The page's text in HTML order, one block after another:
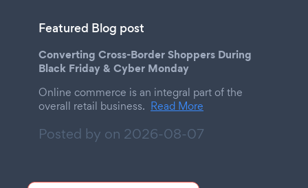
Featured Blog post
Converting Cross-Border Shoppers During
Black Friday & Cyber Monday
Online commerce is an integral part of the
overall retail business. Read More
Posted by on 2026-08-07